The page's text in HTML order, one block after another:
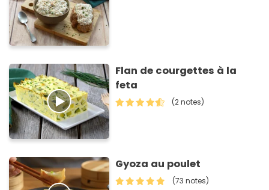
Flan de courgettes à la
feta
(2 notes)
Gyoza au poulet
(73 notes)